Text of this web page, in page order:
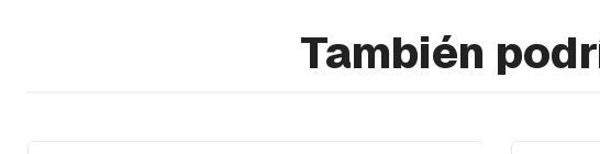
También